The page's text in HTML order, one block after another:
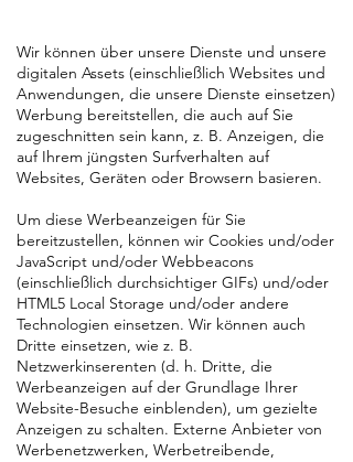
Wir können über unsere Dienste und unsere
digitalen Assets (einschließlich Websites und
Anwendungen, die unsere Dienste einsetzen)
Werbung bereitstellen, die auch auf Sie
zugeschnitten sein kann, z. B. Anzeigen, die
auf Ihrem jüngsten Surfverhalten auf
Websites, Geräten oder Browsern basieren.
Um diese Werbeanzeigen für Sie
bereitzustellen, können wir Cookies und/oder
JavaScript und/oder Webbeacons
(einschließlich durchsichtiger GIFs) und/oder
HTML5 Local Storage und/oder andere
Technologien einsetzen. Wir können auch
Dritte einsetzen, wie z. B.
Netzwerkinserenten (d. h. Dritte, die
Werbeanzeigen auf der Grundlage Ihrer
Website-Besuche einblenden), um gezielte
Anzeigen zu schalten. Externe Anbieter von
Werbenetzwerken, Werbetreibende,